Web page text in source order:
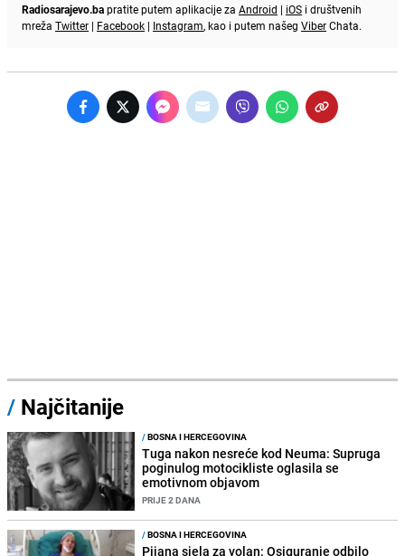
Radiosarajevo.bapratite putem aplikacije za Android | iOS i društvenih
mreža Twitter | Facebook | Instagram, kao i putem našeg ViberChata.
/ Najčitanije
/BOSNA I HERCEGOVINA
Tuga nakon nesreće kod Neuma: Supruga
poginulog motocikliste oglasila se
emotivnom objavom
PRIJE 2 DANA
/BOSNA I HERCEGOVINA
Pijana sjela za volan: Osiguranje odbilo